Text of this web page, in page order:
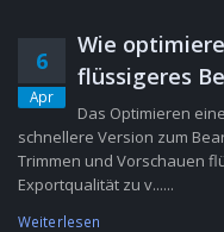
6
Apr
Wie
flüssigeres
Das Optimieren
schnellere Version zum
Trimmen und Vorschauen
Exportqualität zu v......
Weiterlesen